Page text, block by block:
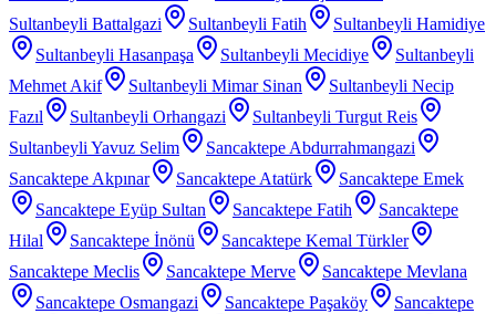
Sultanbeyli Battalgazi
Sultanbeyli Fatih
Sultanbeyli Hamidiye
Sultanbeyli Hasanpaşa
Sultanbeyli Mecidiye
Sultanbeyli
Mehmet Akif
Sultanbeyli Mimar Sinan
Sultanbeyli Necip
Fazıl
Sultanbeyli Orhangazi
Sultanbeyli Turgut Reis
Sultanbeyli Yavuz Selim
Sancaktepe Abdurrahmangazi
Sancaktepe Akpınar
Sancaktepe Atatürk
Sancaktepe Emek
Sancaktepe Eyüp Sultan
Sancaktepe Fatih
Sancaktepe
Hilal
Sancaktepe İnönü
Sancaktepe Kemal Türkler
Sancaktepe Meclis
Sancaktepe Merve
Sancaktepe Mevlana
Sancaktepe Osmangazi
Sancaktepe Paşaköy
Sancaktepe